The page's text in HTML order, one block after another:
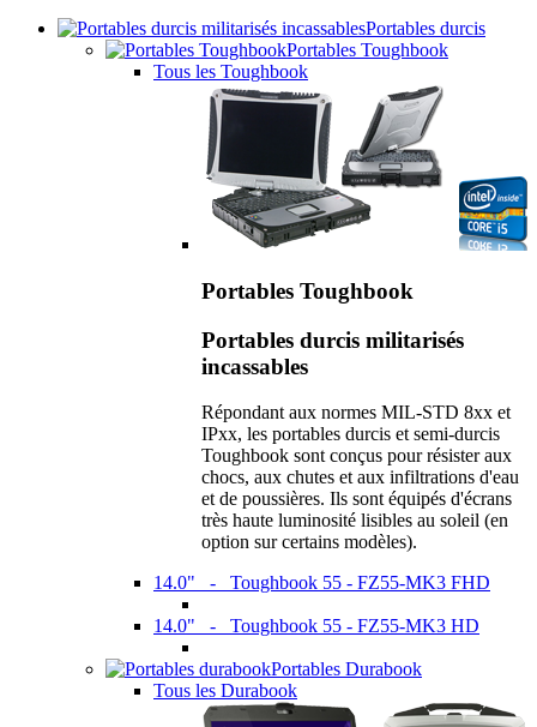
Portables durcis
Portables Toughbook
Tous les Toughbook
Portables Toughbook
Portables durcis militarisés
incassables
Répondant aux normes MIL-STD 8xx et
IPxx, les portables durcis et semi-durcis
Toughbook sont conçus pour résister aux
chocs, aux chutes et aux infiltrations d'eau
et de poussières. Ils sont équipés d'écrans
très haute luminosité lisibles au soleil (en
option sur certains modèles).
14.0" - Toughbook 55 - FZ55-MK3 FHD
14.0" - Toughbook 55 - FZ55-MK3 HD
Portables Durabook
Tous les Durabook